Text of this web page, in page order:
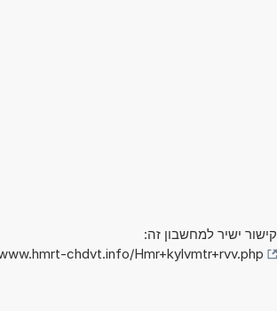
קישור ישיר למחשבון זה:
chdvt.info/Hmr+kylvmtr+rvv.php